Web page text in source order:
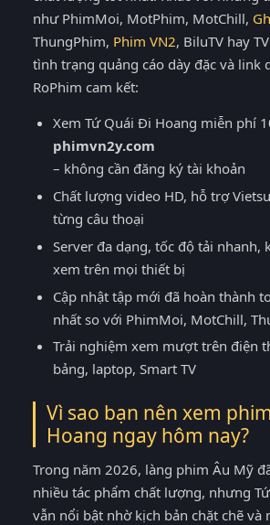
như PhimMoi, MotPhim, MotChill,
ThungPhim, Phim VN2, BiluTV hay
tình trạng quảng cáo dày đặc và link
RoPhim cam kết:
Xem Tứ Quái Đi Hoang miễn phí
phimvn2y.com
– không cần đăng ký tài khoản
Chất lượng video HD, hỗ trợ
từng câu thoại
Server đa dạng, tốc độ tải nhanh,
xem trên mọi thiết bị
Cập nhật tập mới đã hoàn thành
nhất so với PhimMoi, MotChill,
Trải nghiệm xem mượt trên điện
bảng, laptop, Smart TV
Vì sao bạn nên xem
Hoang ngay hôm nay?
Trong năm 2026, làng phim Âu Mỹ
nhiều tác phẩm chất lượng, nhưng
vẫn nổi bật nhờ kịch bản chặt chẽ và